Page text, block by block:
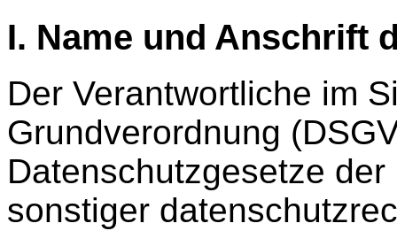
I. Name und Anschrift
Der Verantwortliche im
Grundverordnung
Datenschutzgesetze
sonstiger